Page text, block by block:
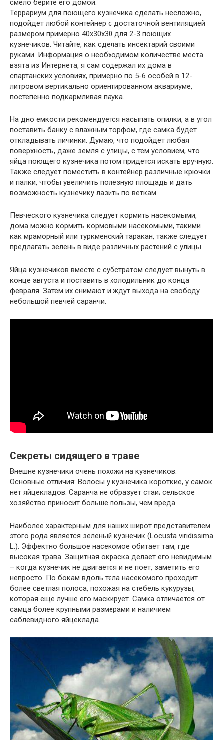
смело берите его домой.
Террариум для поющего кузнечика сделать несложно,
подойдет любой контейнер с достаточной вентиляцией
размером примерно 40х30х30 для 2-3 поющих
кузнечиков. Читайте, как сделать инсектарий своими
руками. Информация о необходимом количестве места
взята из Интернета, я сам содержал их дома в
спартанских условиях, примерно по 5-6 особей в 12-
литровом вертикально ориентированном аквариуме,
постепенно подкармливая паука.
На дно емкости рекомендуется насыпать опилки, а в угол
поставить банку с влажным торфом, где самка будет
откладывать личинки. Думаю, что подойдет любая
поверхность, даже земля с улицы, с тем условием, что
яйца поющего кузнечика потом придется искать вручную.
Также следует поместить в контейнер различные крючки
и палки, чтобы увеличить полезную площадь и дать
возможность кузнечику лазить по веткам.
Певческого кузнечика следует кормить насекомыми,
дома можно кормить кормовыми насекомыми, такими
как мраморный или туркменский таракан, также следует
предлагать зелень в виде различных растений с улицы.
Яйца кузнечиков вместе с субстратом следует вынуть в
конце августа и поставить в холодильник до конца
февраля. Затем их снимают и ждут выхода на свободу
небольшой певчей саранчи.
Секреты сидящего в траве
Внешне кузнечики очень похожи на кузнечиков.
Основные отличия: Волосы у кузнечика короткие, у самок
нет яйцекладов. Саранча не образует стаи; сельское
хозяйство приносит больше пользы, чем вреда.
Наиболее характерным для наших широт представителем
этого рода является зеленый кузнечик (Locusta viridissima
L.). Эффектно большое насекомое обитает там, где
высокая трава. Защитная окраска делает его невидимым
– когда кузнечик не двигается и не поет, заметить его
непросто. По бокам вдоль тела насекомого проходит
более светлая полоса, похожая на стебель кукурузы,
которая еще лучше его маскирует. Самка отличается от
самца более крупными размерами и наличием
саблевидного яйцеклада.